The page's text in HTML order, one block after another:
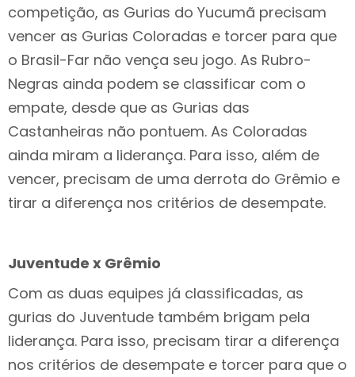
competição, as Gurias do Yucumã precisam
vencer as Gurias Coloradas e torcer para que
o Brasil-Far não vença seu jogo. As Rubro-
Negras ainda podem se classificar com o
empate, desde que as Gurias das
Castanheiras não pontuem. As Coloradas
ainda miram a liderança. Para isso, além de
vencer, precisam de uma derrota do Grêmio e
tirar a diferença nos critérios de desempate.
Juventude x Grêmio
Com as duas equipes já classificadas, as
gurias do Juventude também brigam pela
liderança. Para isso, precisam tirar a diferença
nos critérios de desempate e torcer para que o